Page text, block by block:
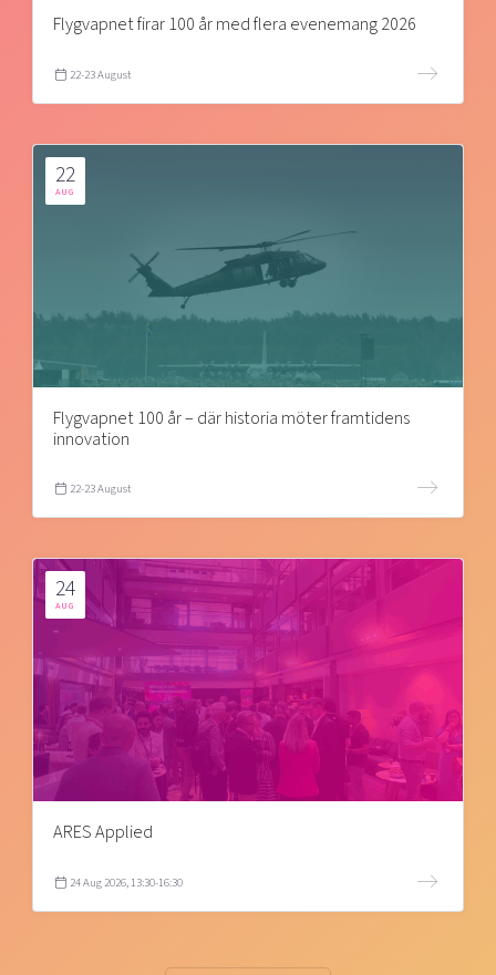
Flygvapnet firar 100 år med flera evenemang 2026
22-23 August
22
AUG
Flygvapnet 100 år – där historia möter framtidens
innovation
22-23 August
24
AUG
ARES Applied
24 Aug 2026, 13:30-16:30